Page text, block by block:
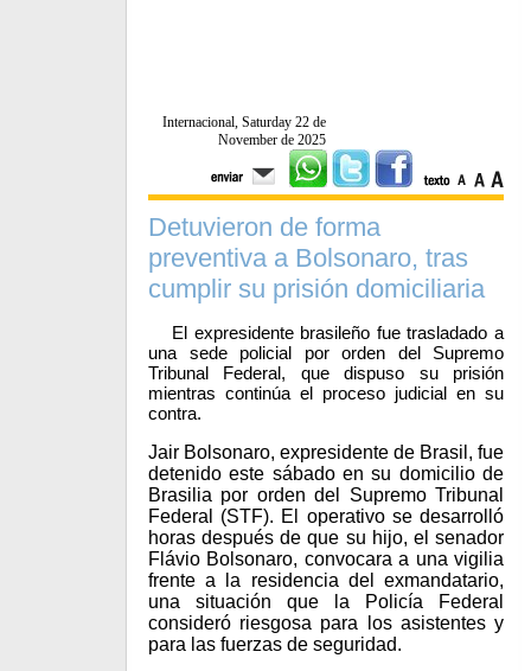
Internacional, Saturday 22 de
November de 2025
Detuvieron de forma
preventiva a Bolsonaro, tras
cumplir su prisión domiciliaria
El expresidente brasileño fue trasladado a
una sede policial por orden del Supremo
Tribunal Federal, que dispuso su prisión
mientras continúa el proceso judicial en su
contra.
Jair Bolsonaro, expresidente de Brasil, fue
detenido este sábado en su domicilio de
Brasilia por orden del Supremo Tribunal
Federal (STF). El operativo se desarrolló
horas después de que su hijo, el senador
Flávio Bolsonaro, convocara a una vigilia
frente a la residencia del exmandatario,
una situación que la Policía Federal
consideró riesgosa para los asistentes y
para las fuerzas de seguridad.